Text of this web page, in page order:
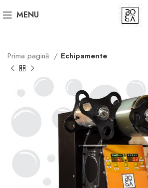
MENU
Prima pagină Echipamente